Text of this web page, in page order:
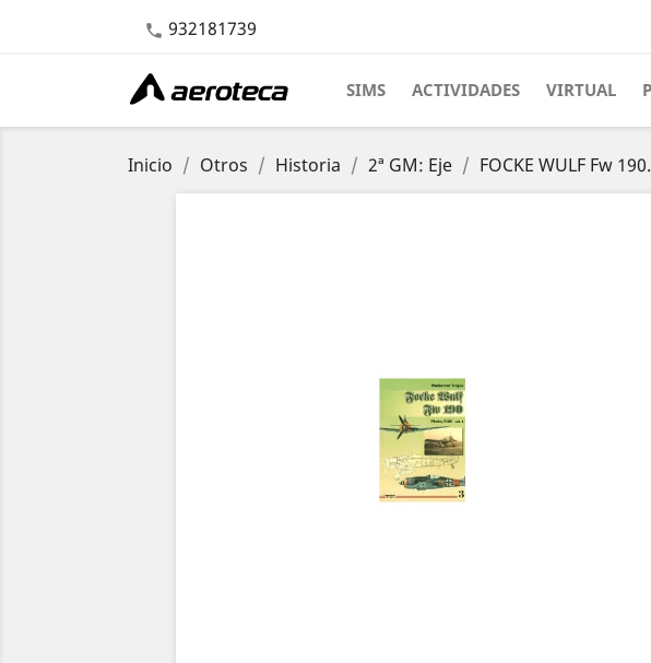
 932181739
SIMS ACTIVIDADES VIRTUAL
Inicio Otros Historia 2ª GM: Eje FOCKE WULF Fw